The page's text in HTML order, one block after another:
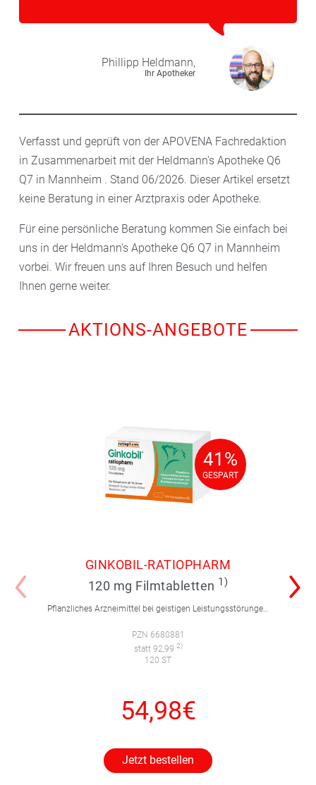
Phillipp Heldmann,
Ihr Apotheker
Verfasst und geprüft von der APOVENA Fachredaktion
in Zusammenarbeit mit der Heldmann's Apotheke Q6
Q7 in Mannheim . Stand 06/2026. Dieser Artikel ersetzt
keine Beratung in einer Arztpraxis oder Apotheke.
Für eine persönliche Beratung kommen Sie einfach bei
uns in der Heldmann's Apotheke Q6 Q7 in Mannheim
vorbei. Wir freuen uns auf Ihren Besuch und helfen
Ihnen gerne weiter.
AKTIONS-ANGEBOTE
41%
GESPART
41%
GESPART
GINKOBIL-RATIOPHARM
120 mg Filmtabletten 1)
PZN 6680881
statt 92,99 2)
120 ST
54,98€
Jetzt bestellen